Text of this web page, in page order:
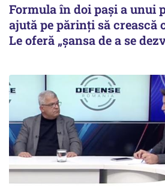
Formula în doi pași a unui
ajută pe părinți să crească
Le oferă „șansa de a se